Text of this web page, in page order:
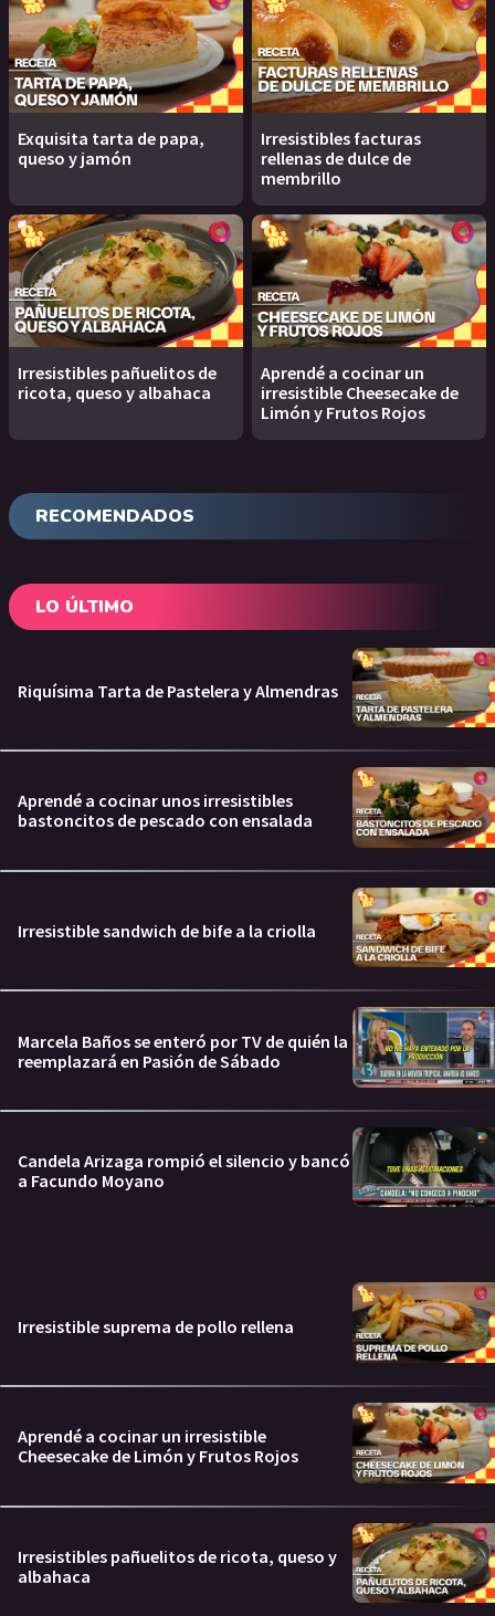
Exquisita tarta de papa,
queso y jamón
Irresistibles facturas
rellenas de dulce de
membrillo
Irresistibles pañuelitos de
ricota, queso y albahaca
Aprendé a cocinar un
irresistible Cheesecake de
Limón y Frutos Rojos
RECOMENDADOS
LO ÚLTIMO
Riquísima Tarta de Pastelera y Almendras
Aprendé a cocinar unos irresistibles
bastoncitos de pescado con ensalada
Irresistible sandwich de bife a la criolla
Marcela Baños se enteró por TV de quién la
reemplazará en Pasión de Sábado
Candela Arizaga rompió el silencio y bancó
a Facundo Moyano
Irresistible suprema de pollo rellena
Aprendé a cocinar un irresistible
Cheesecake de Limón y Frutos Rojos
Irresistibles pañuelitos de ricota, queso y
albahaca